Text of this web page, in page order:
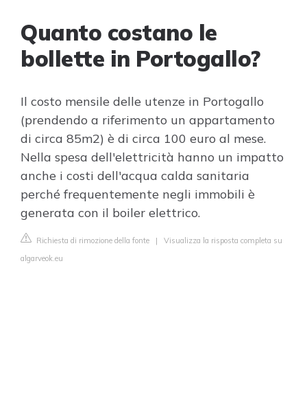
Quanto costano le
bollette in Portogallo?
Il costo mensile delle utenze in Portogallo
(prendendo a riferimento un appartamento
di circa 85m2) è di circa 100 euro al mese.
Nella spesa dell'elettricità hanno un impatto
anche i costi dell'acqua calda sanitaria
perché frequentemente negli immobili è
generata con il boiler elettrico.
Richiesta di rimozione della fonte | Visualizza la risposta completa su
algarveok.eu